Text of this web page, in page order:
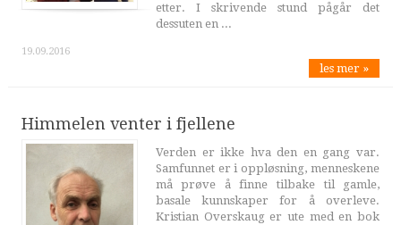
etter. I skrivende stund pågår det
dessuten en ...
19.09.2016
les mer »
Himmelen venter i fjellene
Verden er ikke hva den en gang var.
Samfunnet er i oppløsning, menneskene
må prøve å finne tilbake til gamle,
basale kunnskaper for å overleve.
Kristian Overskaug er ute med en bok